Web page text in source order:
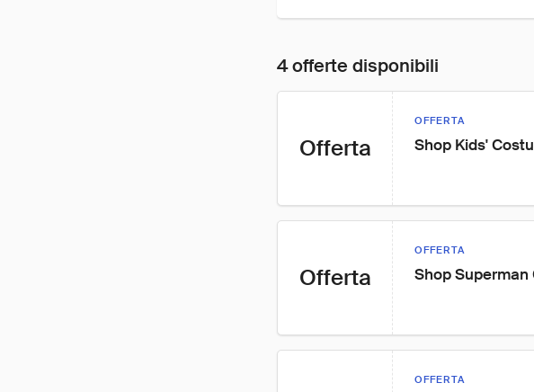
4 offerte disponibili
Offerta
OFFERTA
Shop Kids'
Offerta
OFFERTA
Shop
OFFERTA